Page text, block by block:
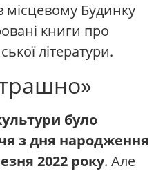
в місцевому Будинку
книги про
літератури.
було
з дня народження
2022 року. Але